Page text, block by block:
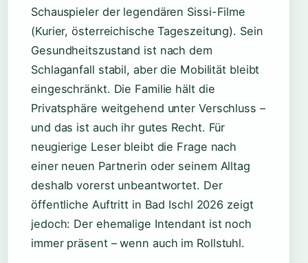
Schauspieler der legendären Sissi-Filme
(Kurier, österreichische Tageszeitung). Sein
Gesundheitszustand ist nach dem
Schlaganfall stabil, aber die Mobilität bleibt
eingeschränkt. Die Familie hält die
Privatsphäre weitgehend unter Verschluss –
und das ist auch ihr gutes Recht. Für
neugierige Leser bleibt die Frage nach
einer neuen Partnerin oder seinem Alltag
deshalb vorerst unbeantwortet. Der
öffentliche Auftritt in Bad Ischl 2026 zeigt
jedoch: Der ehemalige Intendant ist noch
immer präsent – wenn auch im Rollstuhl.